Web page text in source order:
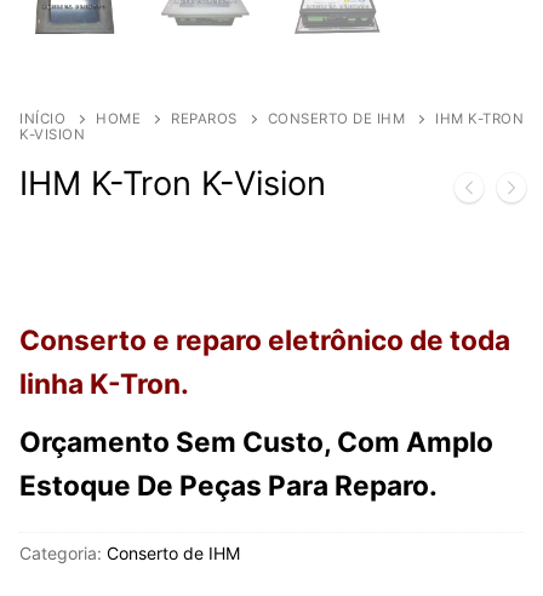
INÍCIO HOME REPAROS CONSERTO DE IHM
IHM K-TRON
K-VISION
IHM K-Tron K-Vision
Conserto e reparo eletrônico de toda
linha K-Tron.
Orçamento Sem Custo, Com Amplo
Estoque De Peças Para Reparo.
Categoria: Conserto de IHM